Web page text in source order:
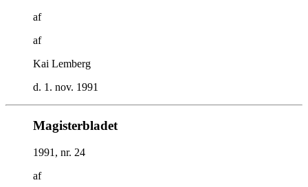
af
af
Kai Lemberg
d. 1. nov. 1991
Magisterbladet
1991, nr. 24
af